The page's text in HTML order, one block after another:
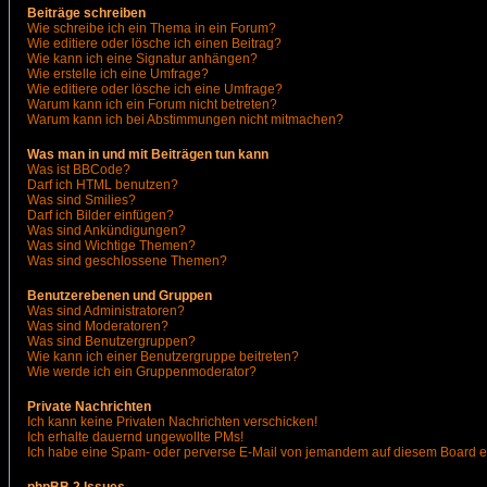
Beiträge schreiben
Wie schreibe ich ein Thema in ein Forum?
Wie editiere oder lösche ich einen Beitrag?
Wie kann ich eine Signatur anhängen?
Wie erstelle ich eine Umfrage?
Wie editiere oder lösche ich eine Umfrage?
Warum kann ich ein Forum nicht betreten?
Warum kann ich bei Abstimmungen nicht mitmachen?
Was man in und mit Beiträgen tun kann
Was ist BBCode?
Darf ich HTML benutzen?
Was sind Smilies?
Darf ich Bilder einfügen?
Was sind Ankündigungen?
Was sind Wichtige Themen?
Was sind geschlossene Themen?
Benutzerebenen und Gruppen
Was sind Administratoren?
Was sind Moderatoren?
Was sind Benutzergruppen?
Wie kann ich einer Benutzergruppe beitreten?
Wie werde ich ein Gruppenmoderator?
Private Nachrichten
Ich kann keine Privaten Nachrichten verschicken!
Ich erhalte dauernd ungewollte PMs!
Ich habe eine Spam- oder perverse E-Mail von jemandem auf diesem Board